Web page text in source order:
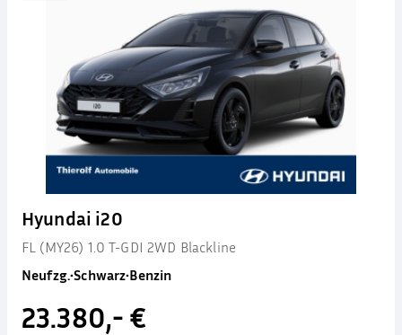
Hyundai i20
FL (MY26) 1.0 T-GDI 2WD Blackline
Neufzg.•Schwarz•Benzin
23.380,- €